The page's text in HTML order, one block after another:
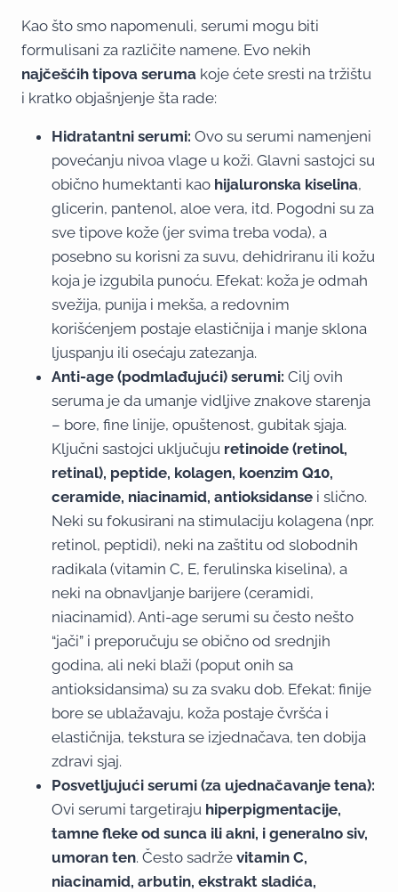
Kao što smo napomenuli, serumi mogu biti
formulisani za različite namene. Evo nekih
najčešćih tipova seruma koje ćete sresti na tržištu
i kratko objašnjenje šta rade:
Hidratantni serumi: Ovo su serumi namenjeni
povećanju nivoa vlage u koži. Glavni sastojci su
obično humektanti kao hijaluronska kiselina,
glicerin, pantenol, aloe vera, itd. Pogodni su za
sve tipove kože (jer svima treba voda), a
posebno su korisni za suvu, dehidriranu ili kožu
koja je izgubila punoću. Efekat: koža je odmah
svežija, punija i mekša, a redovnim
korišćenjem postaje elastičnija i manje sklona
ljuspanju ili osećaju zatezanja.
Anti-age (podmlađujući) serumi: Cilj ovih
seruma je da umanje vidljive znakove starenja
– bore, fine linije, opuštenost, gubitak sjaja.
Ključni sastojci uključuju retinoide (retinol,
retinal), peptide, kolagen, koenzim Q10,
ceramide, niacinamid, antioksidanse i slično.
Neki su fokusirani na stimulaciju kolagena (npr.
retinol, peptidi), neki na zaštitu od slobodnih
radikala (vitamin C, E, ferulinska kiselina), a
neki na obnavljanje barijere (ceramidi,
niacinamid). Anti-age serumi su često nešto
“jači” i preporučuju se obično od srednjih
godina, ali neki blaži (poput onih sa
antioksidansima) su za svaku dob. Efekat: finije
bore se ublažavaju, koža postaje čvršća i
elastičnija, tekstura se izjednačava, ten dobija
zdravi sjaj.
Posvetljujući serumi (za ujednačavanje tena):
Ovi serumi targetiraju hiperpigmentacije,
tamne fleke od sunca ili akni, i generalno siv,
umoran ten. Često sadrže vitamin C,
niacinamid, arbutin, ekstrakt sladića,